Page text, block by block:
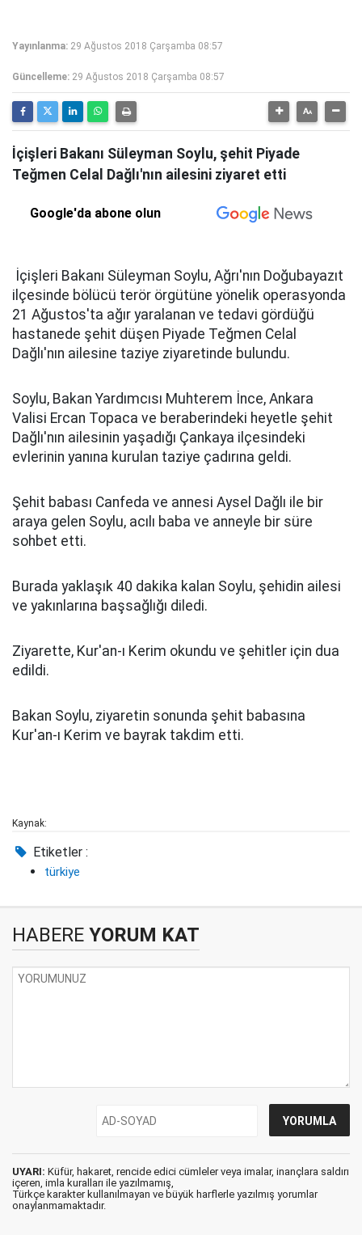
Yayınlanma: 29 Ağustos 2018 Çarşamba 08:57
Güncelleme: 29 Ağustos 2018 Çarşamba 08:57
İçişleri Bakanı Süleyman Soylu, şehit Piyade
Teğmen Celal Dağlı'nın ailesini ziyaret etti
Google'da abone olun
İçişleri Bakanı Süleyman Soylu, Ağrı'nın Doğubayazıt
ilçesinde bölücü terör örgütüne yönelik operasyonda
21 Ağustos'ta ağır yaralanan ve tedavi gördüğü
hastanede şehit düşen Piyade Teğmen Celal
Dağlı'nın ailesine taziye ziyaretinde bulundu.
Soylu, Bakan Yardımcısı Muhterem İnce, Ankara
Valisi Ercan Topaca ve beraberindeki heyetle şehit
Dağlı'nın ailesinin yaşadığı Çankaya ilçesindeki
evlerinin yanına kurulan taziye çadırına geldi.
Şehit babası Canfeda ve annesi Aysel Dağlı ile bir
araya gelen Soylu, acılı baba ve anneyle bir süre
sohbet etti.
Burada yaklaşık 40 dakika kalan Soylu, şehidin ailesi
ve yakınlarına başsağlığı diledi.
Ziyarette, Kur'an-ı Kerim okundu ve şehitler için dua
edildi.
Bakan Soylu, ziyaretin sonunda şehit babasına
Kur'an-ı Kerim ve bayrak takdim etti.
Kaynak:
Etiketler :
türkiye
HABERE YORUM KAT
UYARI: Küfür, hakaret, rencide edici cümleler veya imalar, inançlara saldırı
içeren, imla kuralları ile yazılmamış,
Türkçe karakter kullanılmayan ve büyük harflerle yazılmış yorumlar
onaylanmamaktadır.